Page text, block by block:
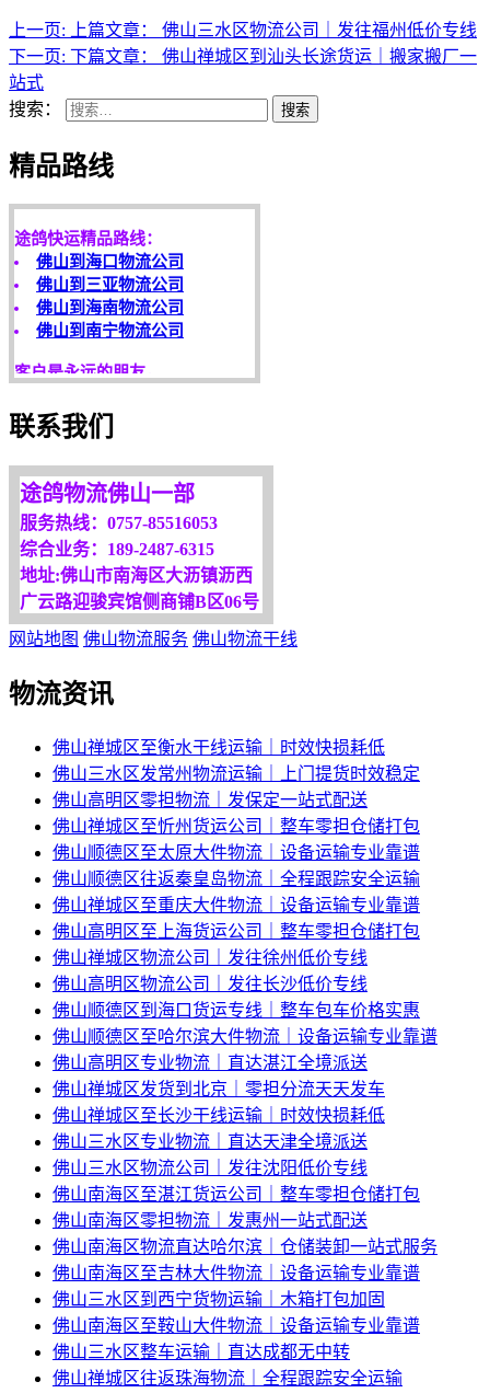
上一页: 上篇文章：
佛山三水区物流公司｜发往福州低价专线
下一页: 下篇文章：
佛山禅城区到汕头长途货运｜搬家搬厂一
站式
搜索：
搜索
精品路线
东成西就泰运！
途鸽快运精品路线：
佛山到海口物流公司
佛山到三亚物流公司
佛山到海南物流公司
佛山到南宁物流公司
客户是永远的朋友，
服务是永恒的追求！
更多服务请来电咨询，
我们将竭诚为你服务！
联系我们
途鸽物流佛山一部
服务热线：0757-85516053
综合业务：189-2487-6315
地址:佛山市南海区大沥镇沥西
广云路迎骏宾馆侧商铺B区06号
网站地图 佛山物流服务 佛山物流干线
物流资讯
佛山禅城区至衡水干线运输｜时效快损耗低
佛山三水区发常州物流运输｜上门提货时效稳定
佛山高明区零担物流｜发保定一站式配送
佛山禅城区至忻州货运公司｜整车零担仓储打包
佛山顺德区至太原大件物流｜设备运输专业靠谱
佛山顺德区往返秦皇岛物流｜全程跟踪安全运输
佛山禅城区至重庆大件物流｜设备运输专业靠谱
佛山高明区至上海货运公司｜整车零担仓储打包
佛山禅城区物流公司｜发往徐州低价专线
佛山高明区物流公司｜发往长沙低价专线
佛山顺德区到海口货运专线｜整车包车价格实惠
佛山顺德区至哈尔滨大件物流｜设备运输专业靠谱
佛山高明区专业物流｜直达湛江全境派送
佛山禅城区发货到北京｜零担分流天天发车
佛山禅城区至长沙干线运输｜时效快损耗低
佛山三水区专业物流｜直达天津全境派送
佛山三水区物流公司｜发往沈阳低价专线
佛山南海区至湛江货运公司｜整车零担仓储打包
佛山南海区零担物流｜发惠州一站式配送
佛山南海区物流直达哈尔滨｜仓储装卸一站式服务
佛山南海区至吉林大件物流｜设备运输专业靠谱
佛山三水区到西宁货物运输｜木箱打包加固
佛山南海区至鞍山大件物流｜设备运输专业靠谱
佛山三水区整车运输｜直达成都无中转
佛山禅城区往返珠海物流｜全程跟踪安全运输